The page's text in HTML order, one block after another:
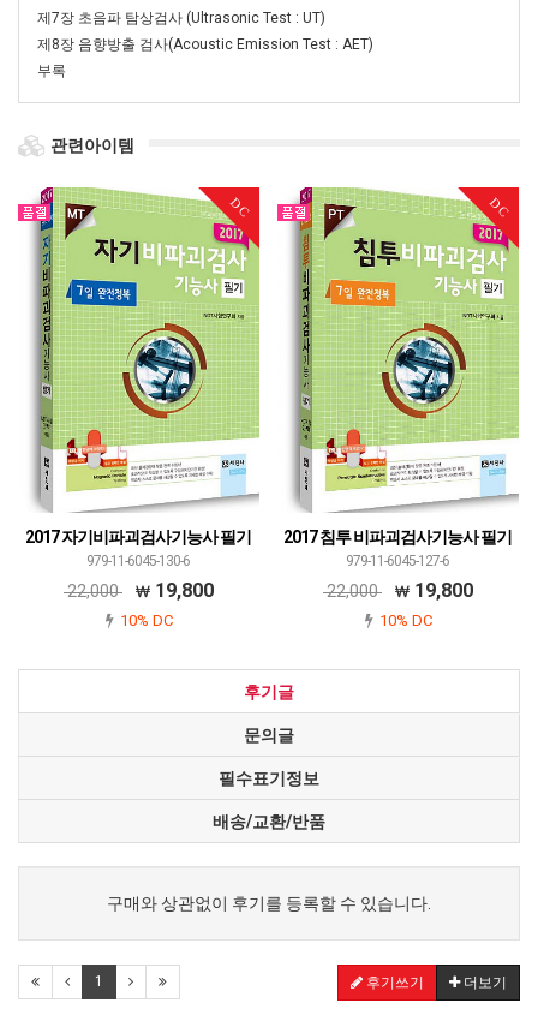
제7장 초음파 탐상검사 (Ultrasonic Test : UT)
제8장 음향방출 검사(Acoustic Emission Test : AET)
부록
관련아이템
DC
2017 자기비파괴검사기능사 필기
979-11-6045-130-6
22,000 19,800
10% DC
DC
2017 침투 비파괴검사기능사 필기
979-11-6045-127-6
22,000 19,800
10% DC
후기글
문의글
필수표기정보
배송/교환/반품
구매와 상관없이 후기를 등록할 수 있습니다.
1 후기쓰기 더보기